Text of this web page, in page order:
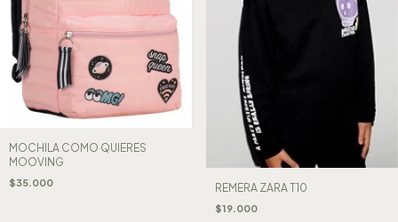
MOCHILA COMO QUIERES
MOOVING
$35.000 REMERA ZARA T10
$19.000